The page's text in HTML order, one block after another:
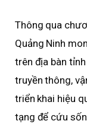
Thông qua
Quảng Ninh
trên địa bàn
truyền thông,
triển khai hiệu
tạng để cứu